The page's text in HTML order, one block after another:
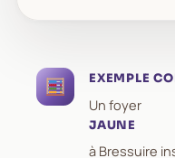
EXEMPLE
Un foyer
JAUNE
à Bressuire